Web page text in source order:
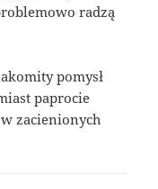
radzą
pomysł
paprocie
zacienionych